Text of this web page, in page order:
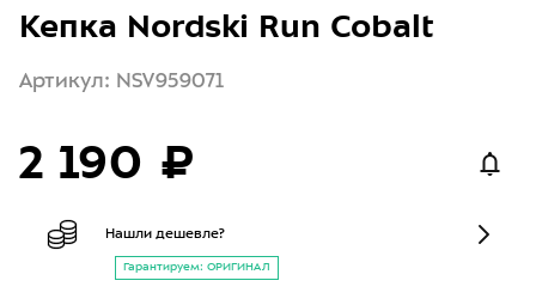
Кепка Nordski Run Cobalt
Артикул: NSV959071
2 190 ₽
Нашли дешевле?
Гарантируем: ОРИГИНАЛ